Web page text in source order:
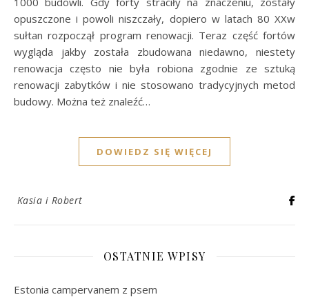
opuszczone i powoli niszczały, dopiero w latach 80 XXw
sułtan rozpoczął program renowacji. Teraz część fortów
wygląda jakby została zbudowana niedawno, niestety
renowacja często nie była robiona zgodnie ze sztuką
renowacji zabytków i nie stosowano tradycyjnych metod
budowy. Można też znaleźć…
DOWIEDZ SIĘ WIĘCEJ
Kasia i Robert
OSTATNIE WPISY
Estonia campervanem z psem